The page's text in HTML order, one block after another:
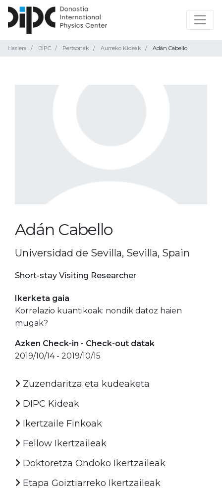
Hasiera DIPC Pertsonak Aurreko Kideak Adán Cabello
Adán Cabello
Universidad de Sevilla, Sevilla, Spain
Short-stay Visiting Researcher
Ikerketa gaia
Korrelazio kuantikoak: nondik datoz haien
mugak?
Azken Check-in - Check-out datak
2019/10/14 - 2019/10/15
Zuzendaritza eta kudeaketa
DIPC Kideak
Ikertzaile Finkoak
Fellow Ikertzaileak
Doktoretza Ondoko Ikertzaileak
Etapa Goiztiarreko Ikertzaileak